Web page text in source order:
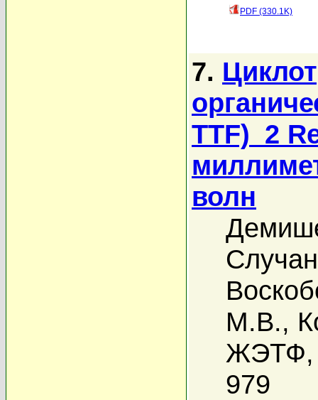
PDF (330.1K)
7.
TTF)_2
волн
М.В.,
ЖЭТФ,
979